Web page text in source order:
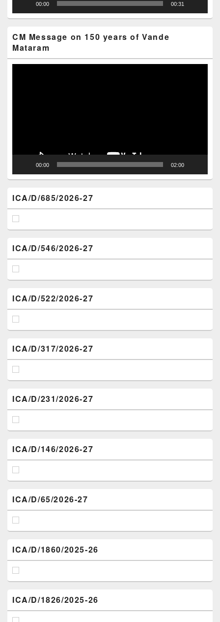
00:00 00:31
CM Message on 150 years of Vande
Mataram
00:00 02:00
ICA/D/685/2026-27
ICA/D/546/2026-27
ICA/D/522/2026-27
ICA/D/317/2026-27
ICA/D/231/2026-27
ICA/D/146/2026-27
ICA/D/65/2026-27
ICA/D/1860/2025-26
ICA/D/1826/2025-26